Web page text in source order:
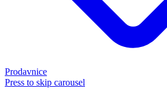
Prodavnice
Press to skip carousel